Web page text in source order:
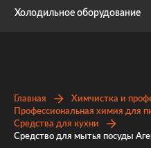
Холодильное оборудование
Главная
Химчистка и
Профессиональная химия для
Средства для кухни
Средство для мытья посуды